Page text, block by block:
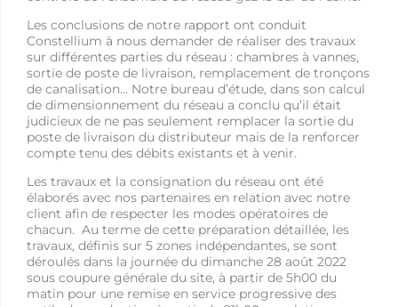
Les conclusions de notre rapport ont conduit
Constellium à nous demander de réaliser des travaux
sur différentes parties du réseau : chambres à vannes,
sortie de poste de livraison, remplacement de tronçons
de canalisation… Notre bureau d’étude, dans son calcul
de dimensionnement du réseau a conclu qu’il était
judicieux de ne pas seulement remplacer la sortie du
poste de livraison du distributeur mais de la renforcer
compte tenu des débits existants et à venir.
Les travaux et la consignation du réseau ont été
élaborés avec nos partenaires en relation avec notre
client afin de respecter les modes opératoires de
chacun. Au terme de cette préparation détaillée, les
travaux, définis sur 5 zones indépendantes, se sont
déroulés dans la journée du dimanche 28 août 2022
sous coupure générale du site, à partir de 5h00 du
matin pour une remise en service progressive des